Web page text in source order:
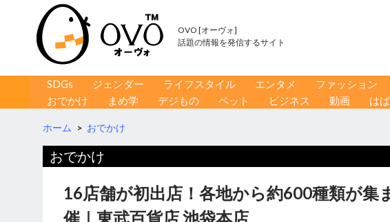
OVO [オーヴォ]
話題の情報を発信するサイト
コンテンツへ移動
SDGs ジェンダー ライフスタイル エンタメ ファッション
おでかけ
まめ学 デジもの ペット ビジネス 動画 は
ホーム > おでかけ
おでかけ
16店舗が初出店！各地から約600種類が集
催｜東武百貨店 池袋本店